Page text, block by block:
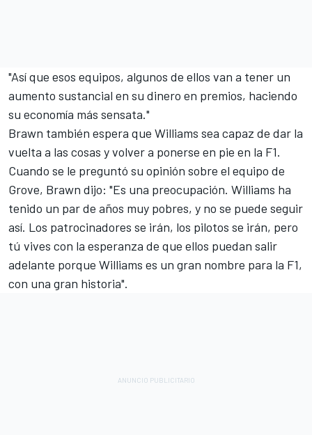
"Así que esos equipos, algunos de ellos van a tener un
aumento sustancial en su dinero en premios, haciendo
su economía más sensata."
Brawn también espera que Williams sea capaz de dar la
vuelta a las cosas y volver a ponerse en pie en la F1.
Cuando se le preguntó su opinión sobre el equipo de
Grove, Brawn dijo: "Es una preocupación. Williams ha
tenido un par de años muy pobres, y no se puede seguir
así. Los patrocinadores se irán, los pilotos se irán, pero
tú vives con la esperanza de que ellos puedan salir
adelante porque Williams es un gran nombre para la F1,
con una gran historia".